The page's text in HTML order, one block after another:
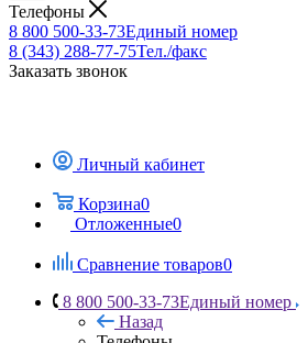
Телефоны
8 800 500-33-73Единый номер
8 (343) 288-77-75Тел./факс
Заказать звонок
Личный кабинет
Корзина0
Отложенные0
Сравнение товаров0
8 800 500-33-73Единый номер
Назад